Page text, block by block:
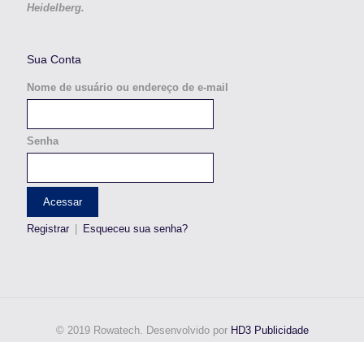
Heidelberg.
Sua Conta
Nome de usuário ou endereço de e-mail
Senha
Registrar Esqueceu sua senha?
© 2019 Rowatech. Desenvolvido por HD3 Publicidade